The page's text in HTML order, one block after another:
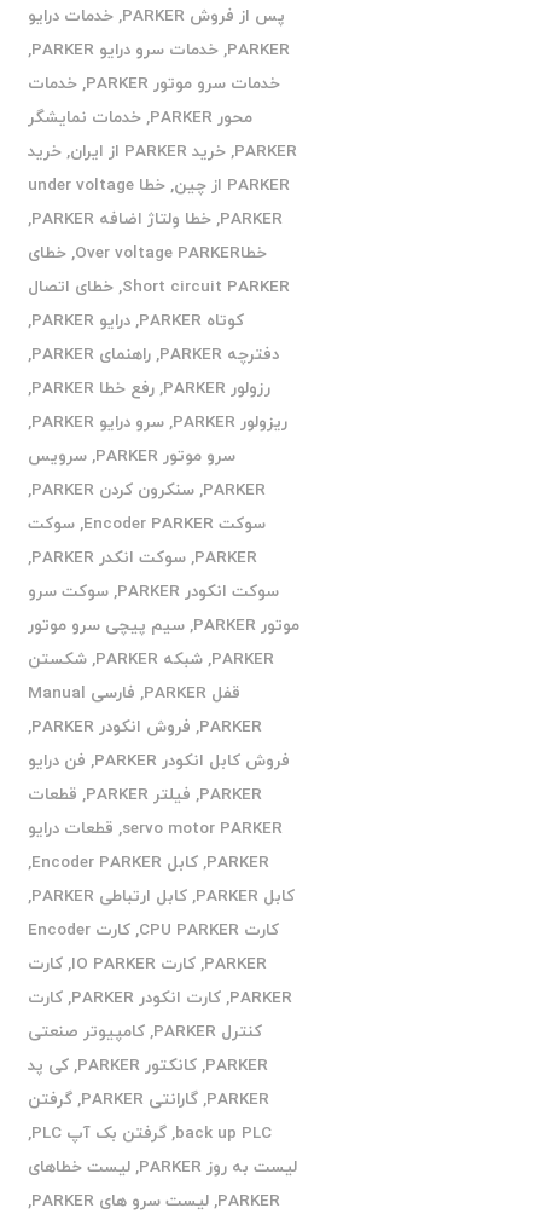
پس از فروش PARKER ,خدمات درایو
PARKER
,خدمات سرو درایو PARKER
,
خدمات سرو موتور PARKER
,خدمات
محور PARKER
,خدمات نمایشگر
PARKER
,خرید PARKER از ایران ,خرید
PARKER از چین
,
خطا under voltage
PARKER
,خطا ولتاژ اضافه PARKER
,
خطاOver voltage PARKER
,خطای
Short circuit PARKER
,خطای اتصال
کوتاه PARKER
,درایو PARKER
,
دفترچه PARKER
,راهنمای PARKER
,
رزولور PARKER
,رفع خطا PARKER
,
ریزولور PARKER
,سرو درایو PARKER
,
سرو موتور PARKER
,سرویس
PARKER
,سنکرون کردن PARKER
,
سوکت Encoder PARKER
,سوکت
PARKER
,سوکت انکدر PARKER
,
سوکت انکودر PARKER
,سوکت سرو
موتور PARKER
,سیم پیچی سرو موتور
PARKER
,شبکه PARKER ,شکستن
قفل PARKER
,
فارسی Manual
PARKER
, فروش انکودر PARKER
,
فروش کابل انکودر PARKER
, فن درایو
PARKER
, فیلتر PARKER , قطعات
servo motor PARKER
, قطعات درایو
PARKER
,کابل Encoder PARKER
,
کابل PARKER
,کابل ارتباطی PARKER
,
کارت CPU PARKER
,
کارت Encoder
PARKER
,کارت IO PARKER ,کارت
PARKER
,کارت انکودر PARKER ,کارت
کنترل PARKER
,کامپیوتر صنعتی
PARKER
,کانکتور PARKER ,کی پد
PARKER
,گارانتی PARKER ,گرفتن
back up PLC
,گرفتن بک آپ PLC
,
لیست به روز PARKER
,لیست خطاهای
PARKER
,لیست سرو های PARKER
,